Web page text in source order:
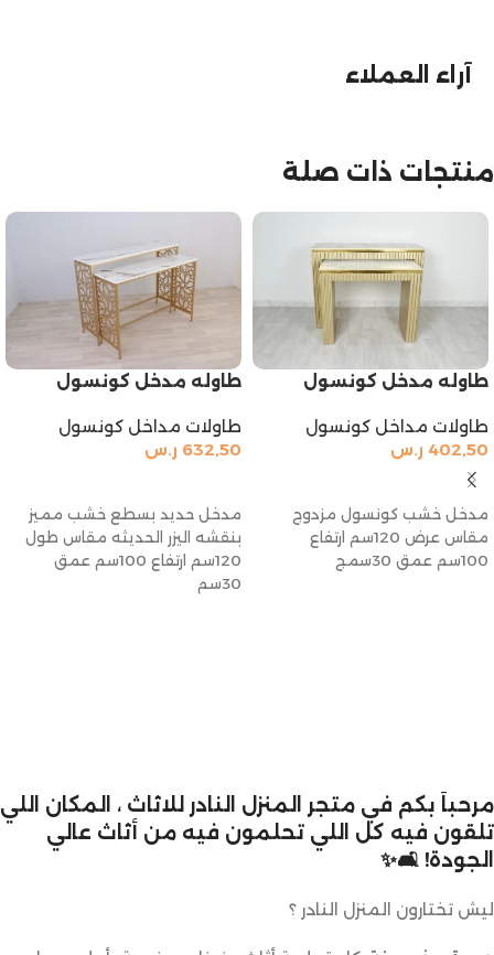
آراء العملاء
منتجات ذات صلة
طاوله مدخل كونسول
طاولات مداخل كونسول
402,50 ر.س
إضافة إلى السلة
مدخل خشب كونسول مزدوج
مقاس عرض 120سم ارتفاع
100سم عمق 30سمج
طاوله مدخل كونسول
طاولات مداخل كونسول
632,50 ر.س
مدخل حديد بسطع خشب مميز
بنقشه اليزر الحديثه مقاس طول
120سم ارتفاع 100سم عمق
30سم
مرحباً بكم في متجر المنزل النادر للاثاث ، المكان اللي
تلقون فيه كل اللي تحلمون فيه من أثاث عالي
الجودة! 🛋️✨
ليش تختارون المنزل النادر ؟